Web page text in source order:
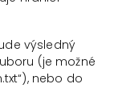
výsledný
(je možné
nebo do